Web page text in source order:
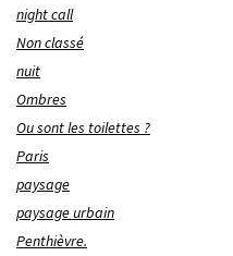
night call
Non classé
nuit
Ombres
Ou sont les toilettes ?
Paris
paysage
paysage urbain
Penthièvre.